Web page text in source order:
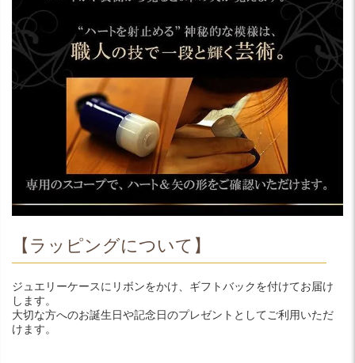
【ラッピングについて】
ジュエリーケースにリボンをかけ、ギフトバックを付けてお届け
します。
大切な方へのお誕生日や記念日のプレゼントとしてご利用いただ
けます。